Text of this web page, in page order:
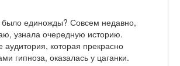
было единожды? Совсем недавно,
узнала очередную историю.
которая прекрасно
гипноза, оказалась у цаганки.